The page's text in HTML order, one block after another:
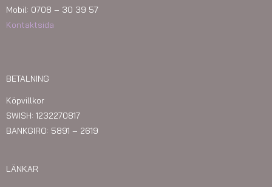
Mobil: 0708 – 30 39 57
Kontaktsida
BETALNING
Köpvillkor
SWISH: 1232270817
BANKGIRO: 5891 – 2619
LÄNKAR